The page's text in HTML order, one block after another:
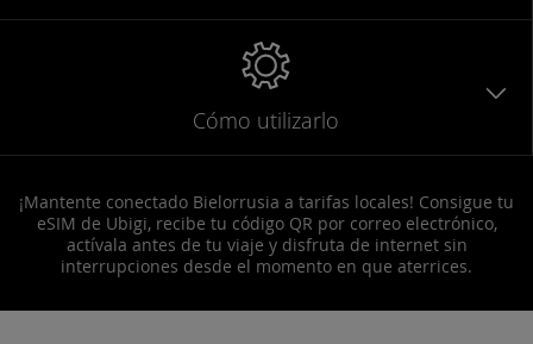
Cómo utilizarlo
¡Mantente conectado Bielorrusia a tarifas locales! Consigue tu
eSIM de Ubigi, recibe tu código QR por correo electrónico,
actívala antes de tu viaje y disfruta de internet sin
interrupciones desde el momento en que aterrices.